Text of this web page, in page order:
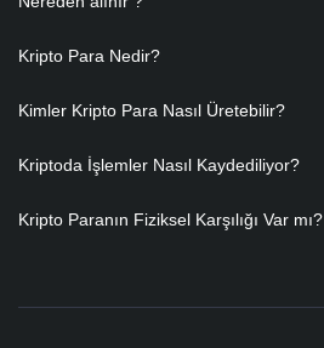
Kripto Para Nedir?
Kimler Kripto Para Nasıl Üretebilir?
Kriptoda İşlemler Nasıl Kaydediliyor?
Kripto Paranın Fiziksel Karşılığı Var mı?